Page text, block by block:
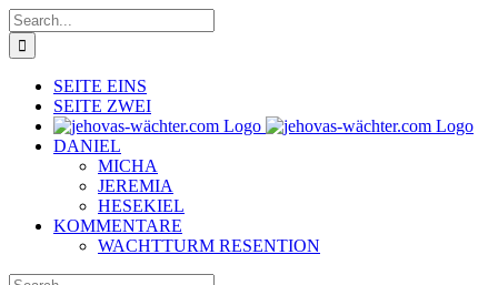
Skip
to
content
Search
for:
SEITE EINS
SEITE ZWEI
DANIEL
MICHA
JEREMIA
HESEKIEL
KOMMENTARE
WACHTTURM RESENTION